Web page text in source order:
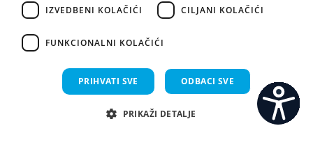
LINKOVI
Uvjeti korištenja
IZVEDBENI KOLAČIĆI CILJANI KOLAČIĆI
FUNKCIONALNI KOLAČIĆI
PRIHVATI SVE ODBACI SVE
PRIKAŽI DETALJE